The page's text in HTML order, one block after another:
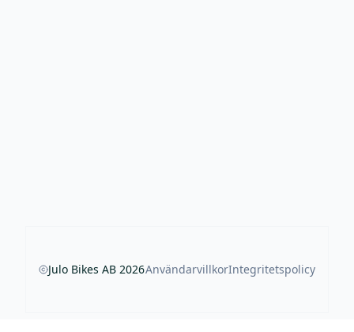
Julo Bikes AB 2026AnvändarvillkorIntegritetspolicy